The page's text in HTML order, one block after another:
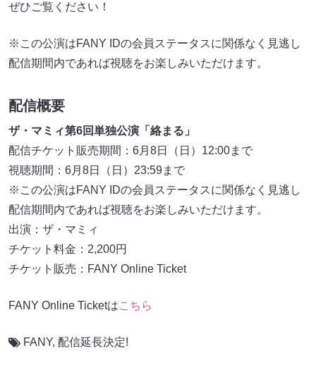
ぜひご覧ください！
※この公演はFANY IDの会員ステータスに関係なく見逃し
配信期間内であれば視聴をお楽しみいただけます。
配信概要
ザ・マミィ第6回単独公演「絡まる」
配信チケット販売期間：6月8日（日）12:00まで
視聴期間：6月8日（日）23:59まで
※この公演はFANY IDの会員ステータスに関係なく見逃し
配信期間内であれば視聴をお楽しみいただけます。
出演：ザ・マミィ
チケット料金：2,200円
チケット販売：FANY Online Ticket
FANY Online Ticketはこちら
FANY, 配信延長決定!